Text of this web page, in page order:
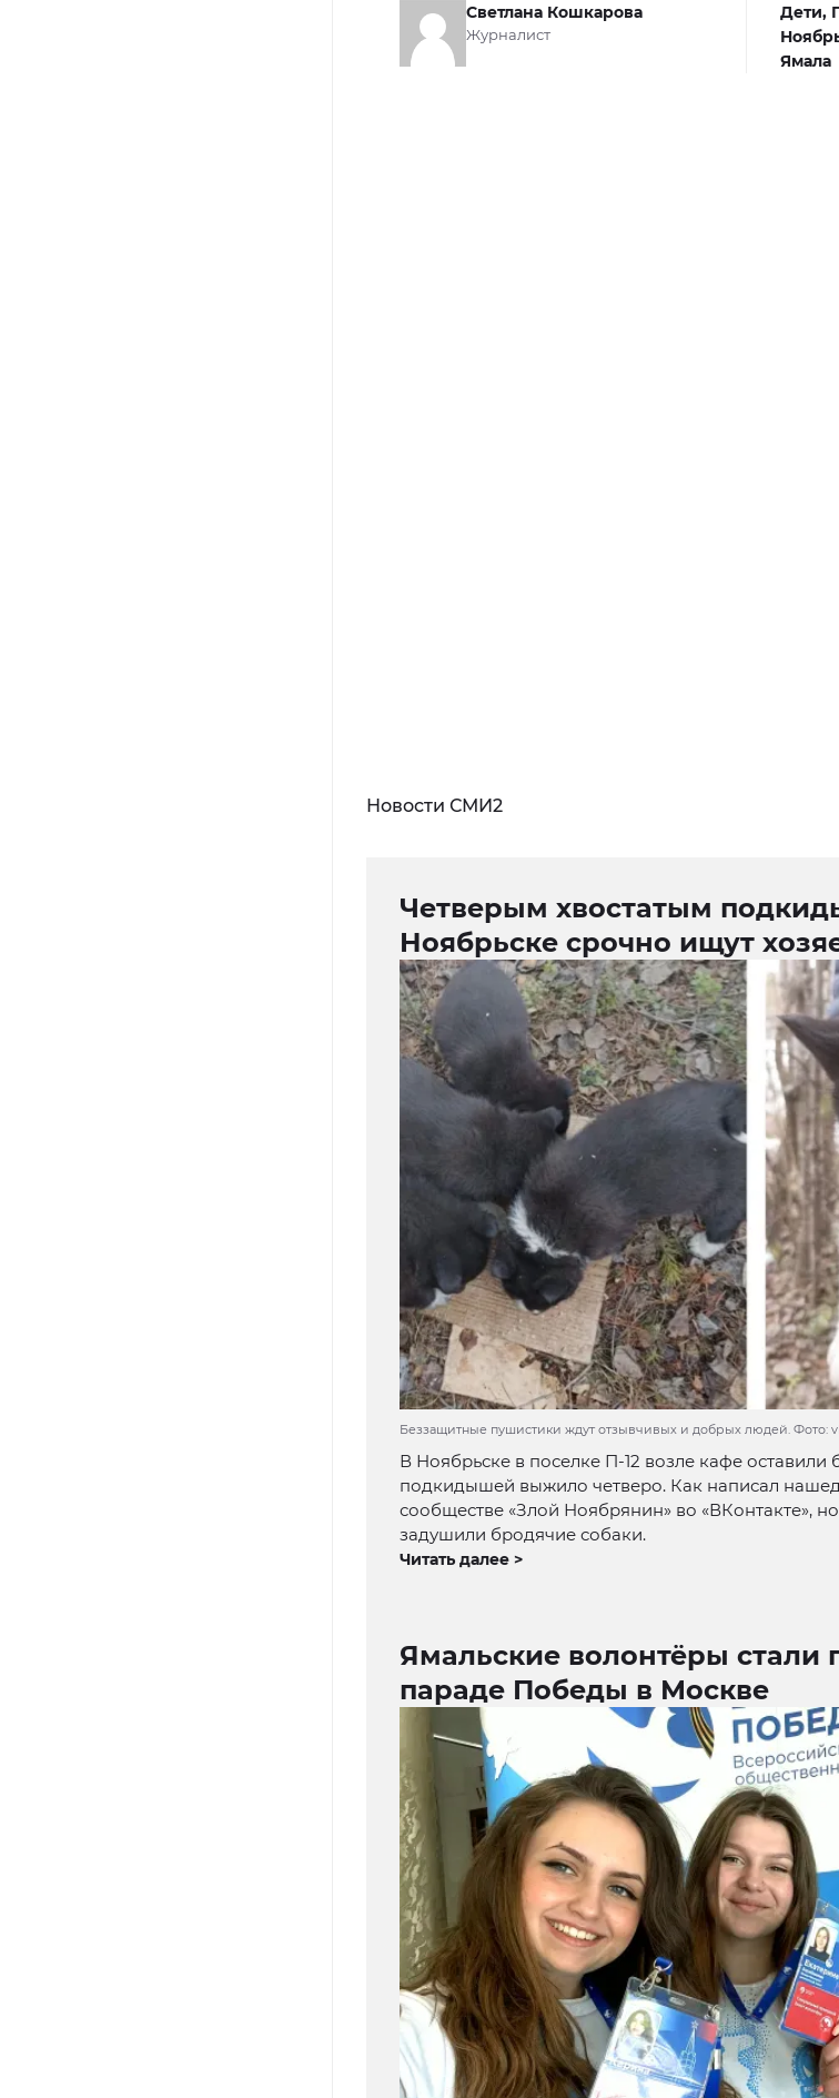
Светлана Кошкарова
Журналист
Дети,
Ямала
Новости СМИ2
Четверым хвостатым
Ноябрьске срочно ищут
Беззащитные пушистики ждут отзывчивых и добрых людей. Фото:
В Ноябрьске в поселке П-12 возле кафе оставили
подкидышей выжило четверо. Как написал
сообществе «Злой Ноябрянин» во «ВКонтакте»,
задушили бродячие собаки.
Читать далее >
Ямальские волонтёры
параде Победы в Москве